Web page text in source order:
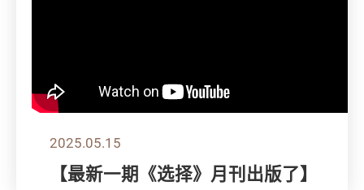
2025.05.15
【最新一期《选择》月刊出版了】